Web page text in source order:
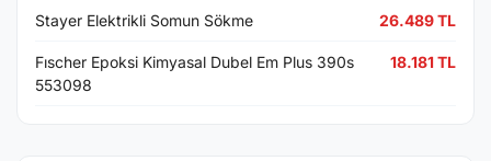
Stayer Elektrikli Somun Sökme 26.489 TL
Fıscher Epoksi Kimyasal Dubel Em Plus 390s
553098
18.181 TL